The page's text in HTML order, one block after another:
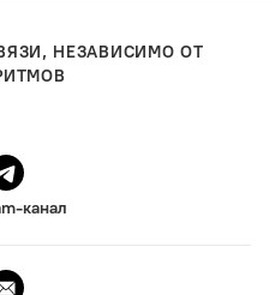
НЕЗАВИСИМО ОТ
канал